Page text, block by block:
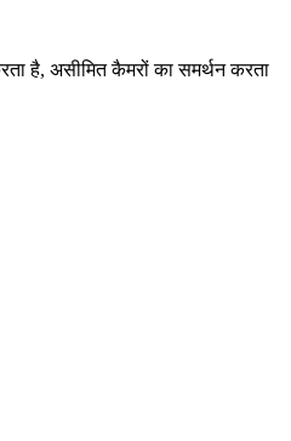
है, असीमित कैमरों का समर्थन करता